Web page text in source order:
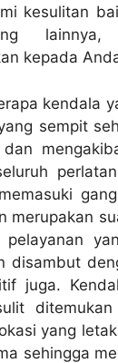
kesulitan
kepada
kendala
sempit
merupakan
pelayanan
disambut
juga.
ditemukan
yang
sehingga